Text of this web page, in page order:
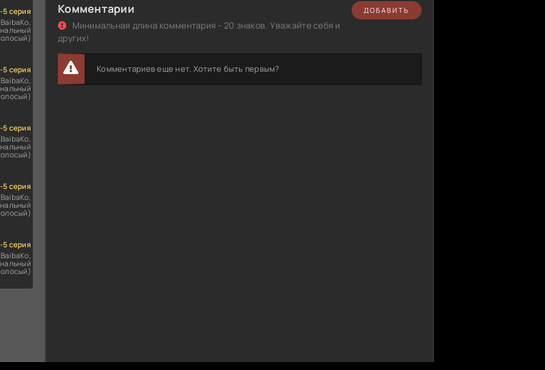
5 серия
5 серия
5 серия
5 серия
5 серия
Комментарии
Минимальная длина комментария - 20 знаков. Уважайте себя и
других!
ДОБАВИТЬ
Комментариев еще нет. Хотите быть первым?